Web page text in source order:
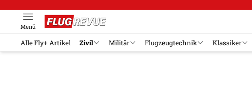
Menü
Alle Fly+ Artikel Zivil Militär Flugzeugtechnik Klassiker